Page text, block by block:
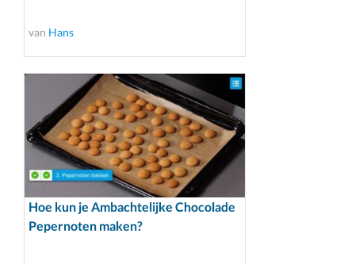
van Hans
Hoe kun je Ambachtelijke Chocolade
Pepernoten maken?